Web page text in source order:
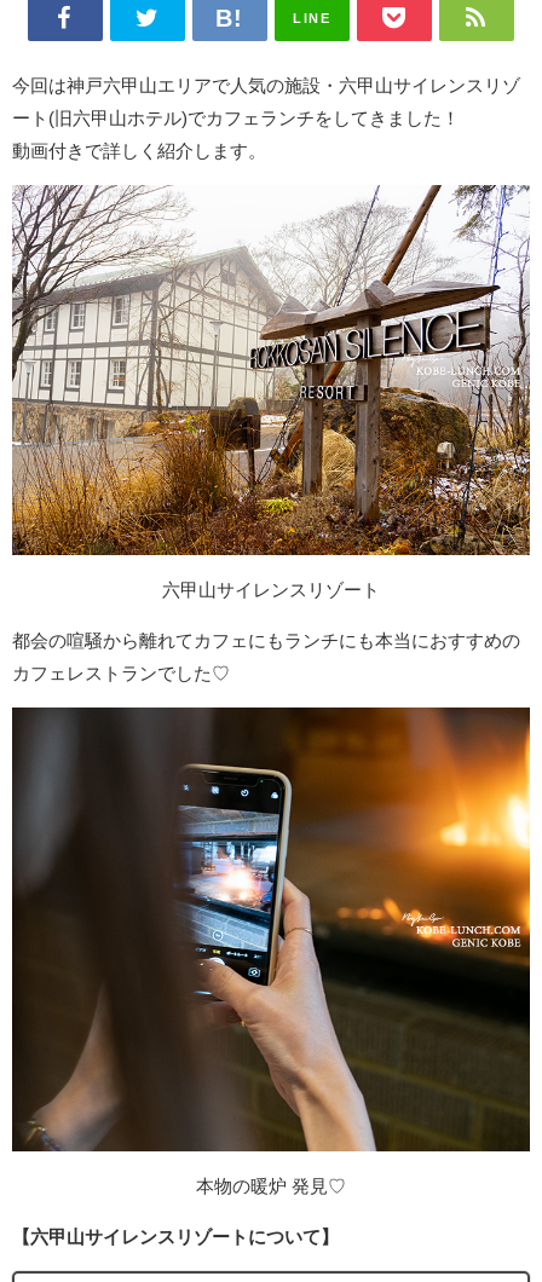
LINE
今回は神戸六甲山エリアで人気の施設・六甲山サイレンスリゾ
ート(旧六甲山ホテル)でカフェランチをしてきました！
動画付きで詳しく紹介します。
六甲山サイレンスリゾート
都会の喧騒から離れてカフェにもランチにも本当におすすめの
カフェレストランでした♡
本物の暖炉 発見♡
【六甲山サイレンスリゾートについて】